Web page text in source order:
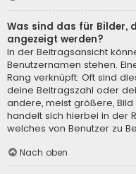
Was sind das für Bilder,
angezeigt werden?
In der Beitragsansicht
Benutzernamen stehen.
Rang verknüpft: Oft sind
deine Beitragszahl oder
andere, meist größere, Bild
handelt sich hierbei in der
welches von Benutzer zu
Nach oben